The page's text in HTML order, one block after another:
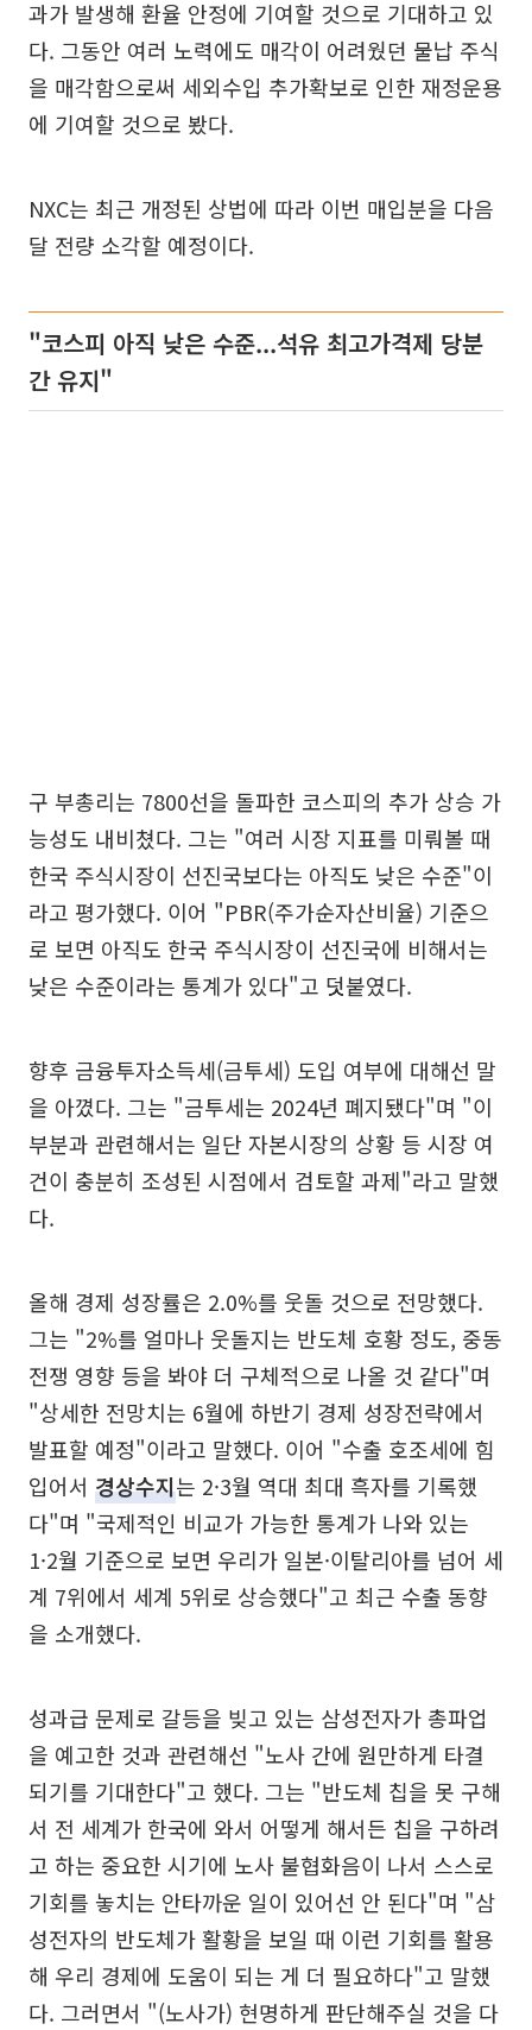
과가 발생해 환율 안정에 기여할 것으로 기대하고 있
다. 그동안 여러 노력에도 매각이 어려웠던 물납 주식
을 매각함으로써 세외수입 추가확보로 인한 재정운용
에 기여할 것으로 봤다.
NXC는 최근 개정된 상법에 따라 이번 매입분을 다음
달 전량 소각할 예정이다.
"코스피 아직 낮은 수준...석유 최고가격제 당분
간 유지"
구 부총리는 7800선을 돌파한 코스피의 추가 상승 가
능성도 내비쳤다. 그는 "여러 시장 지표를 미뤄볼 때
한국 주식시장이 선진국보다는 아직도 낮은 수준"이
라고 평가했다. 이어 "PBR(주가순자산비율) 기준으
로 보면 아직도 한국 주식시장이 선진국에 비해서는
낮은 수준이라는 통계가 있다"고 덧붙였다.
향후 금융투자소득세(금투세) 도입 여부에 대해선 말
을 아꼈다. 그는 "금투세는 2024년 폐지됐다"며 "이
부분과 관련해서는 일단 자본시장의 상황 등 시장 여
건이 충분히 조성된 시점에서 검토할 과제"라고 말했
다.
올해 경제 성장률은 2.0%를 웃돌 것으로 전망했다.
그는 "2%를 얼마나 웃돌지는 반도체 호황 정도, 중동
전쟁 영향 등을 봐야 더 구체적으로 나올 것 같다"며
"상세한 전망치는 6월에 하반기 경제 성장전략에서
발표할 예정"이라고 말했다. 이어 "수출 호조세에 힘
입어서 경상수지는 2·3월 역대 최대 흑자를 기록했
다"며 "국제적인 비교가 가능한 통계가 나와 있는
1·2월 기준으로 보면 우리가 일본·이탈리아를 넘어 세
계 7위에서 세계 5위로 상승했다"고 최근 수출 동향
을 소개했다.
성과급 문제로 갈등을 빚고 있는 삼성전자가 총파업
을 예고한 것과 관련해선 "노사 간에 원만하게 타결
되기를 기대한다"고 했다. 그는 "반도체 칩을 못 구해
서 전 세계가 한국에 와서 어떻게 해서든 칩을 구하려
고 하는 중요한 시기에 노사 불협화음이 나서 스스로
기회를 놓치는 안타까운 일이 있어선 안 된다"며 "삼
성전자의 반도체가 활황을 보일 때 이런 기회를 활용
해 우리 경제에 도움이 되는 게 더 필요하다"고 말했
다. 그러면서 "(노사가) 현명하게 판단해주실 것을 다